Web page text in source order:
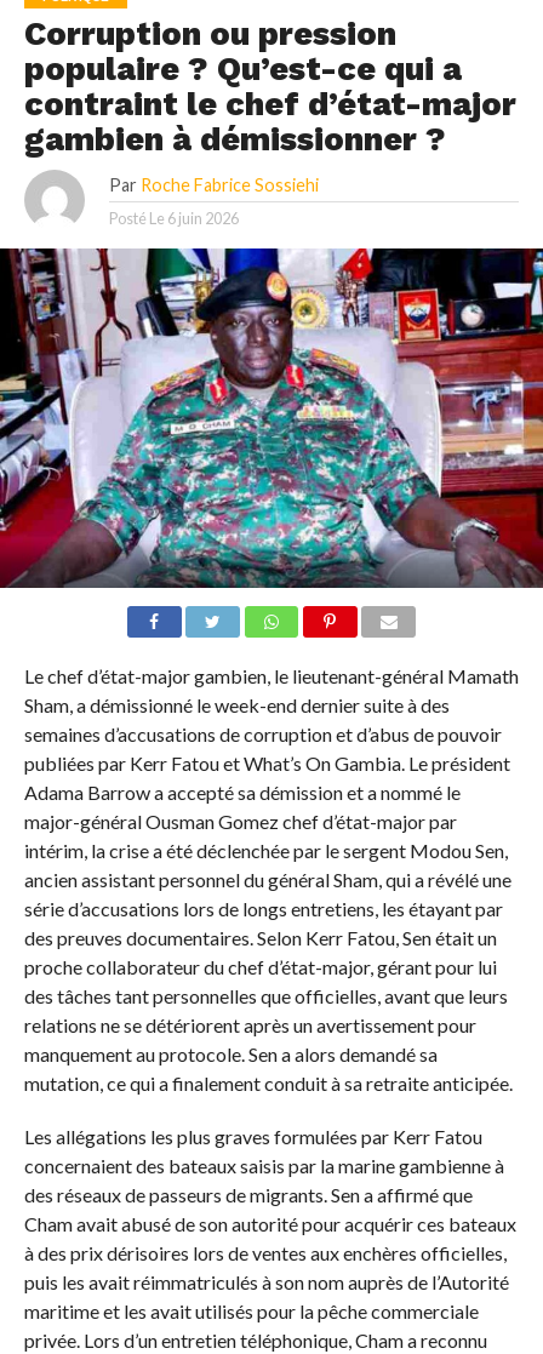
Corruption ou pression
populaire ? Qu’est-ce qui a
contraint le chef d’état-major
gambien à démissionner ?
Par Roche Fabrice Sossiehi
Posté Le 6 juin 2026
Le chef d’état-major gambien, le lieutenant-général Mamath
Sham, a démissionné le week-end dernier suite à des
semaines d’accusations de corruption et d’abus de pouvoir
publiées par Kerr Fatou et What’s On Gambia. Le président
Adama Barrow a accepté sa démission et a nommé le
major-général Ousman Gomez chef d’état-major par
intérim, la crise a été déclenchée par le sergent Modou Sen,
ancien assistant personnel du général Sham, qui a révélé une
série d’accusations lors de longs entretiens, les étayant par
des preuves documentaires. Selon Kerr Fatou, Sen était un
proche collaborateur du chef d’état-major, gérant pour lui
des tâches tant personnelles que officielles, avant que leurs
relations ne se détériorent après un avertissement pour
manquement au protocole. Sen a alors demandé sa
mutation, ce qui a finalement conduit à sa retraite anticipée.
Les allégations les plus graves formulées par Kerr Fatou
concernaient des bateaux saisis par la marine gambienne à
des réseaux de passeurs de migrants. Sen a affirmé que
Cham avait abusé de son autorité pour acquérir ces bateaux
à des prix dérisoires lors de ventes aux enchères officielles,
puis les avait réimmatriculés à son nom auprès de l’Autorité
maritime et les avait utilisés pour la pêche commerciale
privée. Lors d’un entretien téléphonique, Cham a reconnu